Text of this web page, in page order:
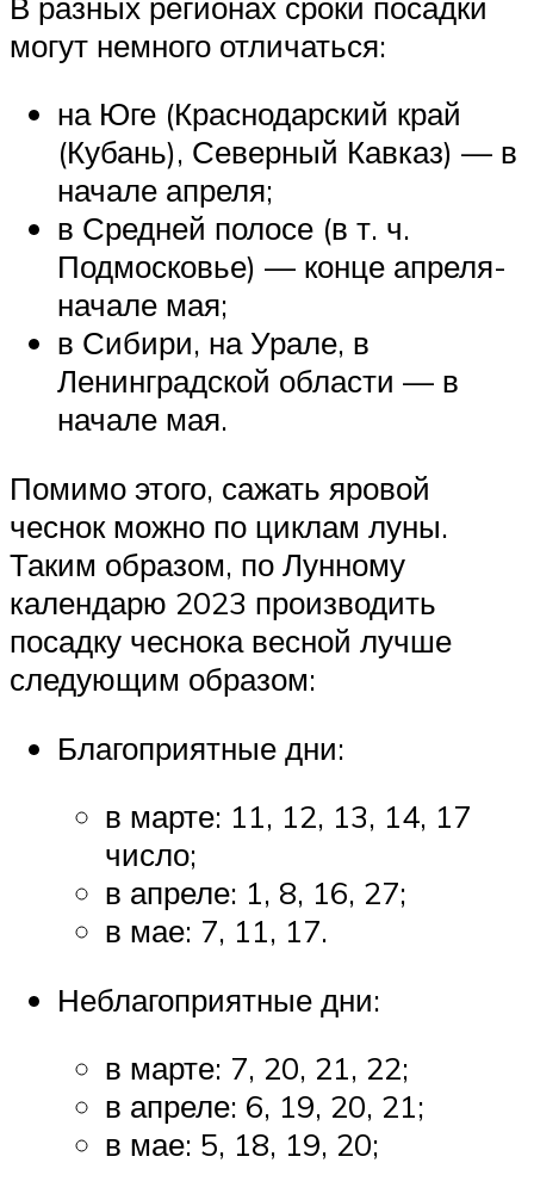
могут немного отличаться:
на Юге (Краснодарский край
(Кубань), Северный Кавказ) — в
начале апреля;
в Средней полосе (в т. ч.
Подмосковье) — конце апреля-
начале мая;
в Сибири, на Урале, в
Ленинградской области — в
начале мая.
Помимо этого, сажать яровой
чеснок можно по циклам луны.
Таким образом, по Лунному
календарю 2023 производить
посадку чеснока весной лучше
следующим образом:
Благоприятные дни:
в марте: 11, 12, 13, 14, 17
число;
в апреле: 1, 8, 16, 27;
в мае: 7, 11, 17.
Неблагоприятные дни:
в марте: 7, 20, 21, 22;
в апреле: 6, 19, 20, 21;
в мае: 5, 18, 19, 20;